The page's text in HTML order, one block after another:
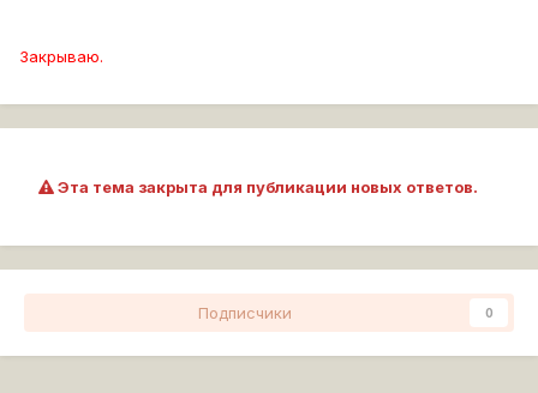
Закрываю.
Эта тема закрыта для публикации новых ответов.
Подписчики 0